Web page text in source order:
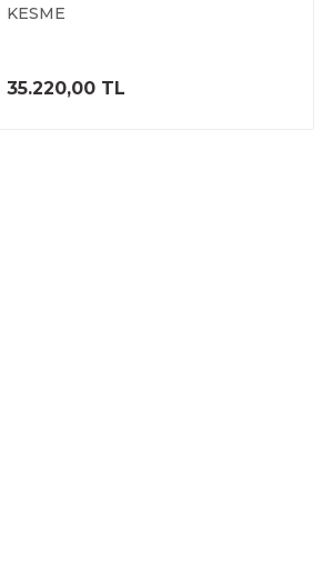
KESME
35.220,00 TL
ÜRÜNÜ İNCELE